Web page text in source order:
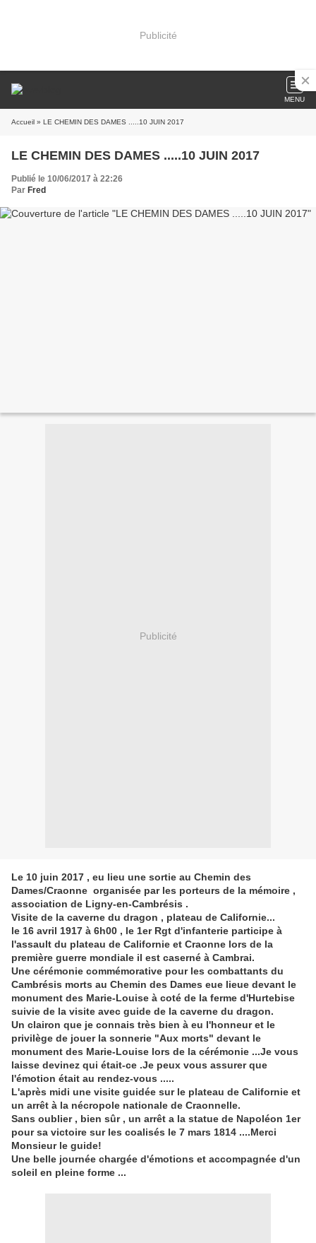
Publicité
MENU
Accueil » LE CHEMIN DES DAMES .....10 JUIN 2017
LE CHEMIN DES DAMES .....10 JUIN 2017
Publié le 10/06/2017 à 22:26
Par Fred
Publicité
Le 10 juin 2017 , eu lieu une sortie au Chemin des
Dames/Craonne organisée par les porteurs de la mémoire ,
association de Ligny-en-Cambrésis .
Visite de la caverne du dragon , plateau de Californie...
le 16 avril 1917 à 6h00 , le 1er Rgt d'infanterie participe à
l'assault du plateau de Californie et Craonne lors de la
première guerre mondiale il est caserné à Cambrai.
Une cérémonie commémorative pour les combattants du
Cambrésis morts au Chemin des Dames eue lieue devant le
monument des Marie-Louise à coté de la ferme d'Hurtebise
suivie de la visite avec guide de la caverne du dragon.
Un clairon que je connais très bien à eu l'honneur et le
privilège de jouer la sonnerie "Aux morts" devant le
monument des Marie-Louise lors de la cérémonie ...Je vous
laisse devinez qui était-ce .Je peux vous assurer que
l'émotion était au rendez-vous .....
L'après midi une visite guidée sur le plateau de Californie et
un arrêt à la nécropole nationale de Craonnelle.
Sans oublier , bien sûr , un arrêt a la statue de Napoléon 1er
pour sa victoire sur les coalisés le 7 mars 1814 ....Merci
Monsieur le guide!
Une belle journée chargée d'émotions et accompagnée d'un
soleil en pleine forme ...